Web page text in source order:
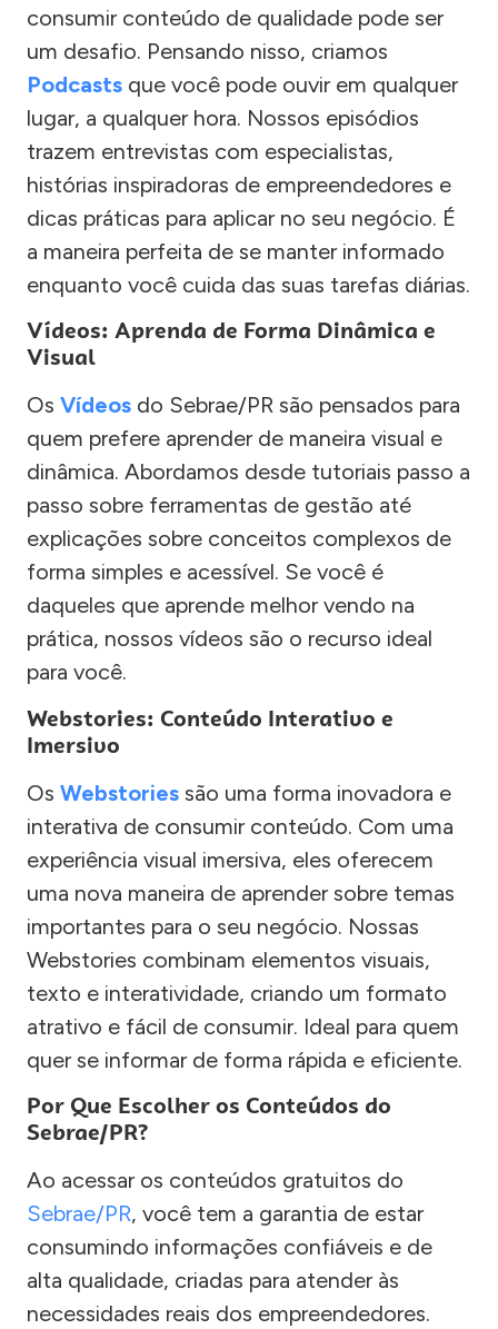
consumir conteúdo de qualidade pode ser
um desafio. Pensando nisso, criamos
Podcasts que você pode ouvir em qualquer
lugar, a qualquer hora. Nossos episódios
trazem entrevistas com especialistas,
histórias inspiradoras de empreendedores e
dicas práticas para aplicar no seu negócio. É
a maneira perfeita de se manter informado
enquanto você cuida das suas tarefas diárias.
Vídeos: Aprenda de Forma Dinâmica e
Visual
Os Vídeos do Sebrae/PR são pensados para
quem prefere aprender de maneira visual e
dinâmica. Abordamos desde tutoriais passo a
passo sobre ferramentas de gestão até
explicações sobre conceitos complexos de
forma simples e acessível. Se você é
daqueles que aprende melhor vendo na
prática, nossos vídeos são o recurso ideal
para você.
Webstories: Conteúdo Interativo e
Imersivo
Os Webstories são uma forma inovadora e
interativa de consumir conteúdo. Com uma
experiência visual imersiva, eles oferecem
uma nova maneira de aprender sobre temas
importantes para o seu negócio. Nossas
Webstories combinam elementos visuais,
texto e interatividade, criando um formato
atrativo e fácil de consumir. Ideal para quem
quer se informar de forma rápida e eficiente.
Por Que Escolher os Conteúdos do
Sebrae/PR?
Ao acessar os conteúdos gratuitos do
Sebrae/PR, você tem a garantia de estar
consumindo informações confiáveis e de
alta qualidade, criadas para atender às
necessidades reais dos empreendedores.